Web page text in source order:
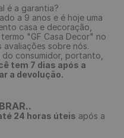
é a garantia?
a 9 anos e é hoje uma
casa e decoração,
"GF Casa Decor" no
sobre nós.
consumidor, portanto,
tem 7 dias após a
a devolução.
24 horas úteis após a